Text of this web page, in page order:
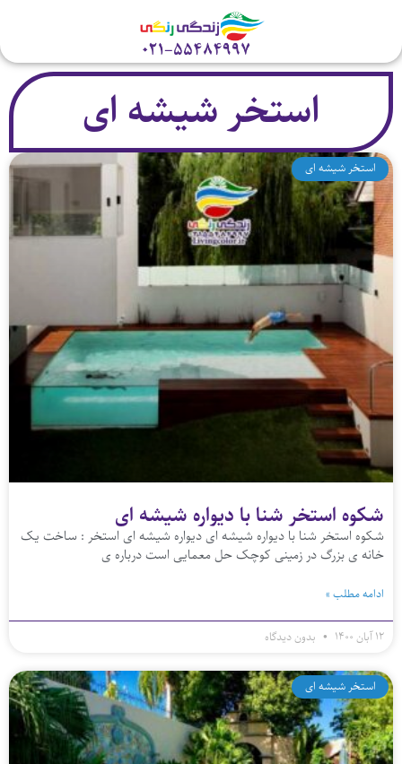
استخر شیشه ای
استخر شیشه ای
شکوه استخر شنا با دیواره شیشه ای
شکوه استخر شنا با دیواره شیشه ای دیواره شیشه ای استخر : ساخت یک
خانه‌ ی بزرگ در زمینی کوچک حل معمایی است درباره‌ ی
ادامه مطلب »
۱۲ آبان ۱۴۰۰ بدون دیدگاه
استخر شیشه ای